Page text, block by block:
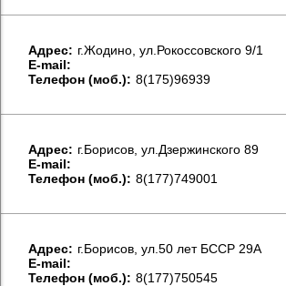
Aдрес: г.Жодино, ул.Рокоссовского 9/1
E-mail:
Телефон (моб.): 8(175)96939
Aдрес: г.Борисов, ул.Дзержинского 89
E-mail:
Телефон (моб.): 8(177)749001
Aдрес: г.Борисов, ул.50 лет БССР 29А
E-mail:
Телефон (моб.): 8(177)750545